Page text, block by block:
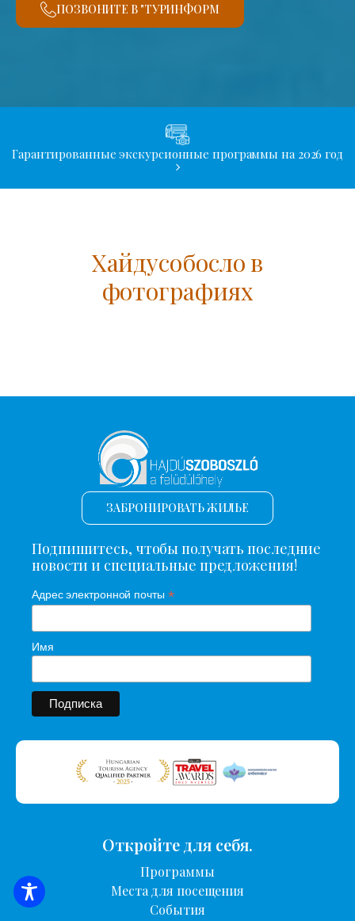
ПОЗВОНИТЕ В "ТУРИНФОРМ
Гарантированные экскурсионные программы на 2026 год
Хайдусобосло в
фотографиях
ПОИСК ЖИЛЬЯ
ЗАБРОНИРОВАТЬ ЖИЛЬЕ
Подпишитесь, чтобы получать последние
новости и специальные предложения!
Адрес электронной почты *
Имя
Откройте для себя.
Программы
Места для посещения
События